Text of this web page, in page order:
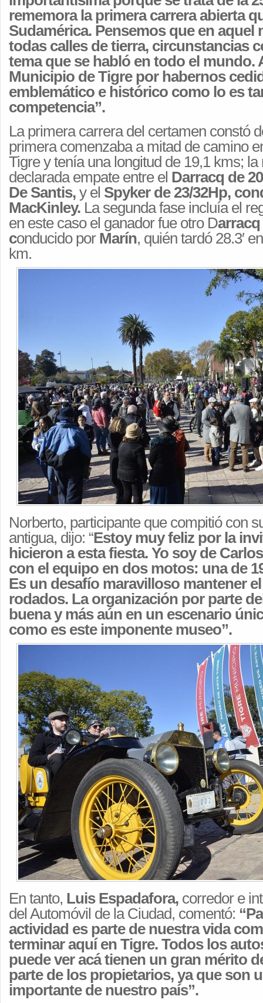
rememora la primera carrera abierta
Sudamérica. Pensemos que en aquel
todas calles de tierra, circunstancias
tema que se habló en todo el mundo.
Municipio de Tigre por habernos
emblemático e histórico como lo es
competencia”.
La primera carrera del certamen constó
primera comenzaba a mitad de camino
Tigre y tenía una longitud de 19,1 kms;
declarada empate entre el Darracq de
De Santis, y el Spyker de 23/32Hp,
MacKinley. La segunda fase incluía el
en este caso el ganador fue otro Darracq
conducido por Marín, quién tardó 28.3′
km.
Norberto, participante que compitió con
antigua, dijo: “Estoy muy feliz por la
hicieron a esta fiesta. Yo soy de
con el equipo en dos motos: una de
Es un desafío maravilloso mantener
rodados. La organización por parte
buena y más aún en un escenario
como es este imponente museo”.
En tanto, Luis Espadafora, corredor e
del Automóvil de la Ciudad, comentó:
actividad es parte de nuestra vida
terminar aquí en Tigre. Todos los
puede ver acá tienen un gran mérito
parte de los propietarios, ya que son
importante de nuestro país”.